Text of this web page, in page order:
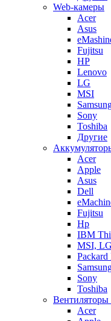
Web-камеры
Acer
Asus
Fujitsu
HP
Lenovo
LG
MSI
Sony
Toshiba
Другие
Acer
Apple
Asus
Dell
Fujitsu
Hp
IBM
MSI,
Packard
Sony
Toshiba
Вентиляторы
Acer